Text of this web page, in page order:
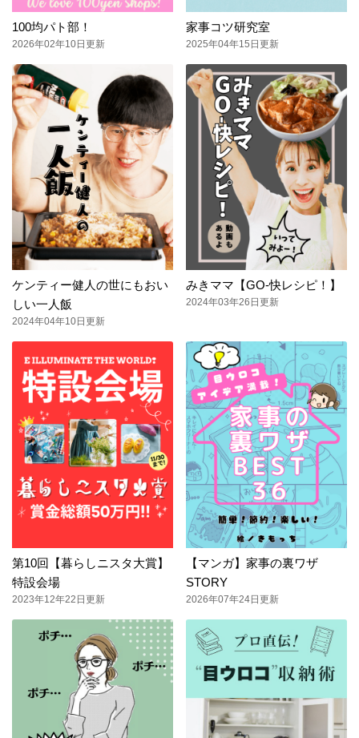
100均パト部！
2026年02年10日更新
家事コツ研究室
2025年04年15日更新
ケンティー健人の世にもおい
しい一人飯
2024年04年10日更新
みきママ【GO-快レシピ！】
2024年03年26日更新
第10回【暮らしニスタ大賞】
特設会場
2023年12年22日更新
【マンガ】家事の裏ワザ
STORY
2026年07年24日更新